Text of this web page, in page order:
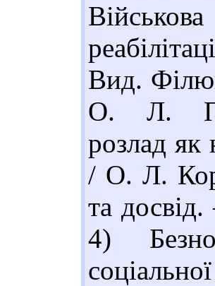
Вид.
О. Л.
розлад як
/ О. Л.
та
4)